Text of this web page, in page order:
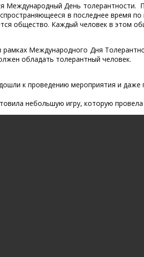
Международный День толерантности.
в последнее время
общество. Каждый человек в этом
рамках Международного Дня
обладать толерантный человек.
к проведению мероприятия и даже
небольшую игру, которую